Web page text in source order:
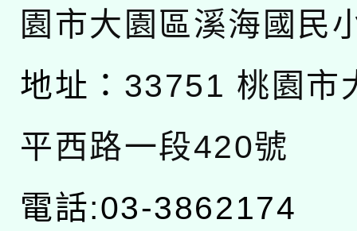
園市大園區溪海國民
地址： 33751 桃園市
平西路一段420號
電話:03-3862174